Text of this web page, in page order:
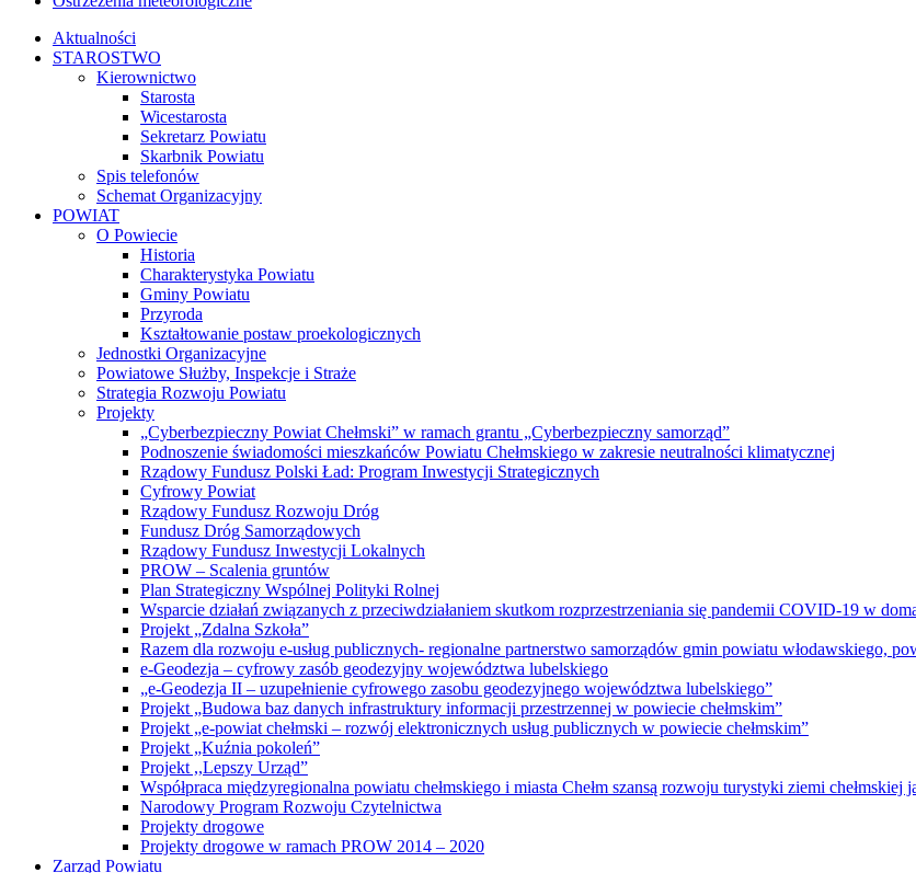
Aktualności
STAROSTWO
Kierownictwo
Starosta
Wicestarosta
Sekretarz Powiatu
Skarbnik Powiatu
Spis telefonów
Schemat Organizacyjny
POWIAT
O Powiecie
Historia
Charakterystyka Powiatu
Gminy Powiatu
Przyroda
Kształtowanie postaw proekologicznych
Jednostki Organizacyjne
Powiatowe Służby, Inspekcje i Straże
Strategia Rozwoju Powiatu
Projekty
„Cyberbezpieczny Powiat Chełmski” w ramach grantu „Cyberbezpieczny samorząd”
Podnoszenie świadomości mieszkańców Powiatu Chełmskiego w zakresie neutralności klimatycznej
Rządowy Fundusz Polski Ład: Program Inwestycji Strategicznych
Cyfrowy Powiat
Rządowy Fundusz Rozwoju Dróg
Fundusz Dróg Samorządowych
Rządowy Fundusz Inwestycji Lokalnych
PROW – Scalenia gruntów
Plan Strategiczny Wspólnej Polityki Rolnej
Wsparcie działań związanych z przeciwdziałaniem skutkom rozprzestrzeniania się pandemii COVID-19 w
Projekt „Zdalna Szkoła”
Razem dla rozwoju e-usług publicznych- regionalne partnerstwo samorządów gmin powiatu włodawskiego,
e-Geodezja – cyfrowy zasób geodezyjny województwa lubelskiego
„e-Geodezja II – uzupełnienie cyfrowego zasobu geodezyjnego województwa lubelskiego”
Projekt „Budowa baz danych infrastruktury informacji przestrzennej w powiecie chełmskim”
Projekt „e-powiat chełmski – rozwój elektronicznych usług publicznych w powiecie chełmskim”
Projekt „Kuźnia pokoleń”
Projekt ,,Lepszy Urząd”
Współpraca międzyregionalna powiatu chełmskiego i miasta Chełm szansą rozwoju turystyki ziemi
Narodowy Program Rozwoju Czytelnictwa
Projekty drogowe
Projekty drogowe w ramach PROW 2014 – 2020
Zarząd Powiatu